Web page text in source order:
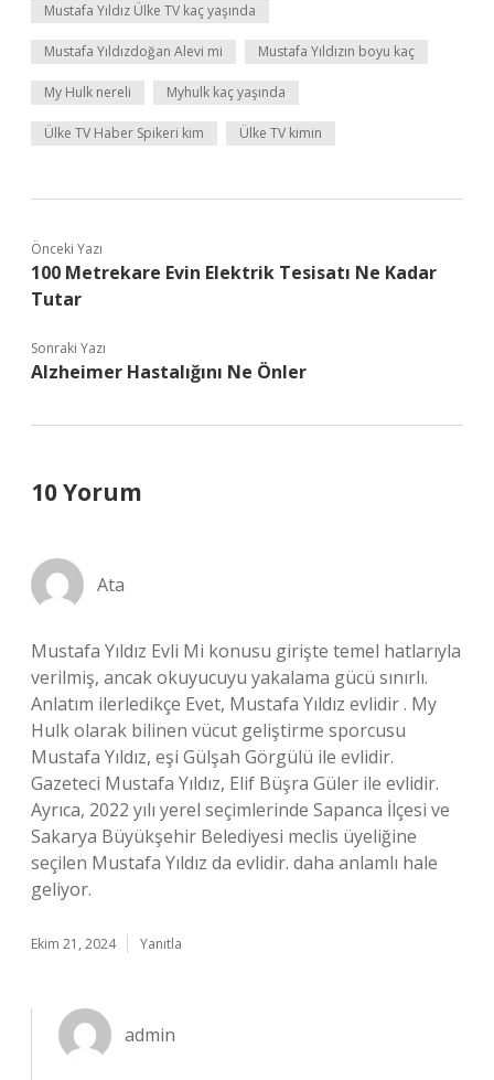
Mustafa Yıldız Ülke TV kaç yaşında
Mustafa Yıldızdoğan Alevi mi Mustafa Yıldızın boyu kaç
My Hulk nereli Myhulk kaç yaşında
Ülke TV Haber Spikeri kim Ülke TV kimin
Önceki Yazı
100 Metrekare Evin Elektrik Tesisatı Ne Kadar
Tutar
Sonraki Yazı
Alzheimer Hastalığını Ne Önler
10 Yorum
Ata
Mustafa Yıldız Evli Mi konusu girişte temel hatlarıyla
verilmiş, ancak okuyucuyu yakalama gücü sınırlı.
Anlatım ilerledikçe Evet, Mustafa Yıldız evlidir . My
Hulk olarak bilinen vücut geliştirme sporcusu
Mustafa Yıldız, eşi Gülşah Görgülü ile evlidir.
Gazeteci Mustafa Yıldız, Elif Büşra Güler ile evlidir.
Ayrıca, 2022 yılı yerel seçimlerinde Sapanca İlçesi ve
Sakarya Büyükşehir Belediyesi meclis üyeliğine
seçilen Mustafa Yıldız da evlidir. daha anlamlı hale
geliyor.
Ekim 21, 2024 Yanıtla
admin